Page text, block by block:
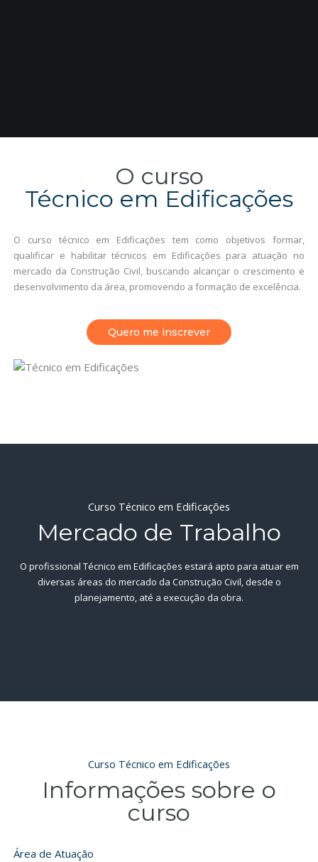
O curso
Técnico em Edificações
O curso técnico em Edificações tem como objetivos formar,
qualificar e habilitar técnicos em Edificações para atuação no
mercado da Construção Civil, buscando alcançar o crescimento e
desenvolvimento da área, promovendo a formação de excelência.
Quero me inscrever
Curso Técnico em Edificações
Mercado de Trabalho
O profissional Técnico em Edificações estará apto para atuar em
diversas áreas do mercado da Construção Civil, desde o
planejamento, até a execução da obra.
Curso Técnico em Edificações
Informações sobre o
curso
Área de Atuação